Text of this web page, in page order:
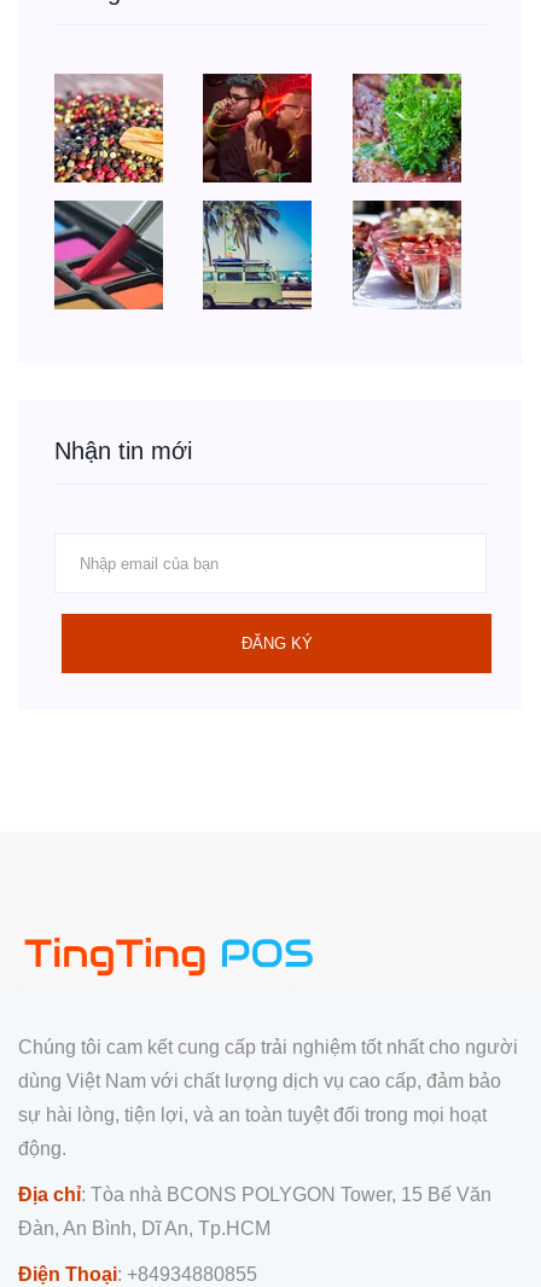
Nhận tin mới
ĐĂNG KÝ
Chúng tôi cam kết cung cấp trải nghiệm tốt nhất cho người
dùng Việt Nam với chất lượng dịch vụ cao cấp, đảm bảo
sự hài lòng, tiện lợi, và an toàn tuyệt đối trong mọi hoạt
động.
Địa chỉ: Tòa nhà BCONS POLYGON Tower, 15 Bế Văn
Đàn, An Bình, Dĩ An, Tp.HCM
Điện Thoại: +84934880855